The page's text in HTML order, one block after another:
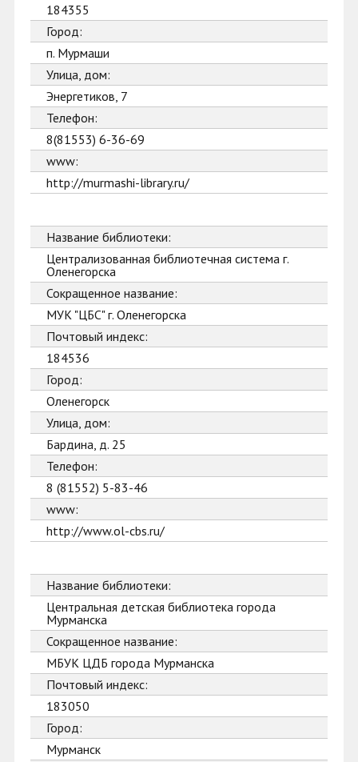
184355
Город:
п. Мурмаши
Улица, дом:
Энергетиков, 7
Телефон:
8(81553) 6-36-69
www:
http://murmashi-library.ru/
Название библиотеки:
Централизованная библиотечная система г.
Оленегорска
Сокращенное название:
МУК "ЦБС" г. Оленегорска
Почтовый индекс:
184536
Город:
Оленегорск
Улица, дом:
Бардина, д. 25
Телефон:
8 (81552) 5-83-46
www:
http://www.ol-cbs.ru/
Название библиотеки:
Центральная детская библиотека города
Мурманска
Сокращенное название:
МБУК ЦДБ города Мурманска
Почтовый индекс:
183050
Город:
Мурманск